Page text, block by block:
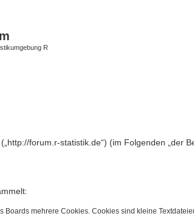
R
forum.r-statistik.de“) (im Folgenden
Boards mehrere Cookies. Cookies sind kleine